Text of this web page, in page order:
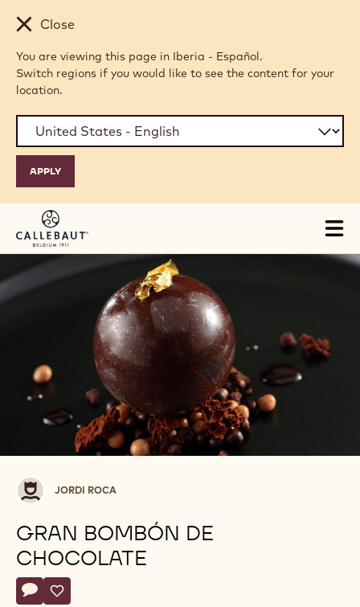
Skip to main content
Close
You are viewing this page in Iberia - Español.
Switch regions if you would like to see the content for your
location.
Jordi
Roca
JORDI ROCA
GRAN BOMBÓN DE
CHOCOLATE
Actions
Escriba un comentario
- Gran bombón de chocolate
Guardar
- Gran bombón de chocolate